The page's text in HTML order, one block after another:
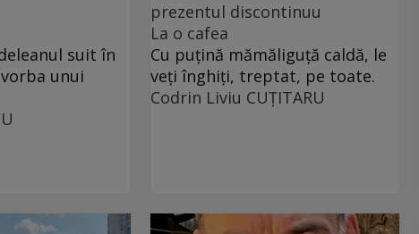
suit în
unui
prezentul discontinuu
La o cafea
Cu puţină mămăliguţă caldă, le
veţi înghiţi, treptat, pe toate.
Codrin Liviu CUŢITARU